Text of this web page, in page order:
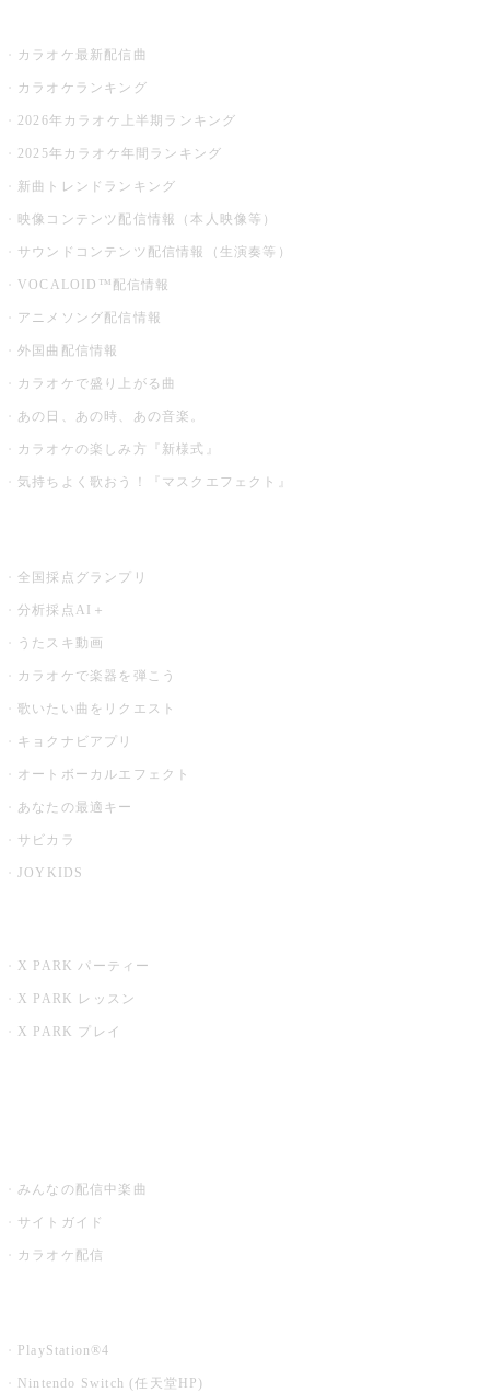
カラオケ最新配信曲
カラオケランキング
2026年カラオケ上半期ランキング
2025年カラオケ年間ランキング
新曲トレンドランキング
映像コンテンツ配信情報（本人映像等）
サウンドコンテンツ配信情報（生演奏等）
VOCALOID™配信情報
アニメソング配信情報
外国曲配信情報
カラオケで盛り上がる曲
あの日、あの時、あの音楽。
カラオケの楽しみ方『新様式』
気持ちよく歌おう！『マスクエフェクト』
全国採点グランプリ
分析採点AI＋
うたスキ動画
カラオケで楽器を弾こう
歌いたい曲をリクエスト
キョクナビアプリ
オートボーカルエフェクト
あなたの最適キー
サビカラ
JOYKIDS
X PARK パーティー
X PARK レッスン
X PARK プレイ
みんなの配信中楽曲
サイトガイド
カラオケ配信
PlayStation®4
Nintendo Switch (任天堂HP)